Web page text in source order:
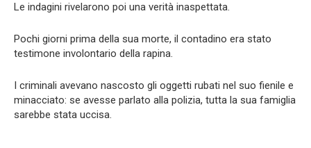
Le indagini rivelarono poi una verità inaspettata.
Pochi giorni prima della sua morte, il contadino era stato
testimone involontario della rapina.
I criminali avevano nascosto gli oggetti rubati nel suo fienile e
minacciato: se avesse parlato alla polizia, tutta la sua famiglia
sarebbe stata uccisa.